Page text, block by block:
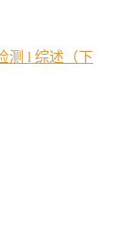
测 l 综述（下